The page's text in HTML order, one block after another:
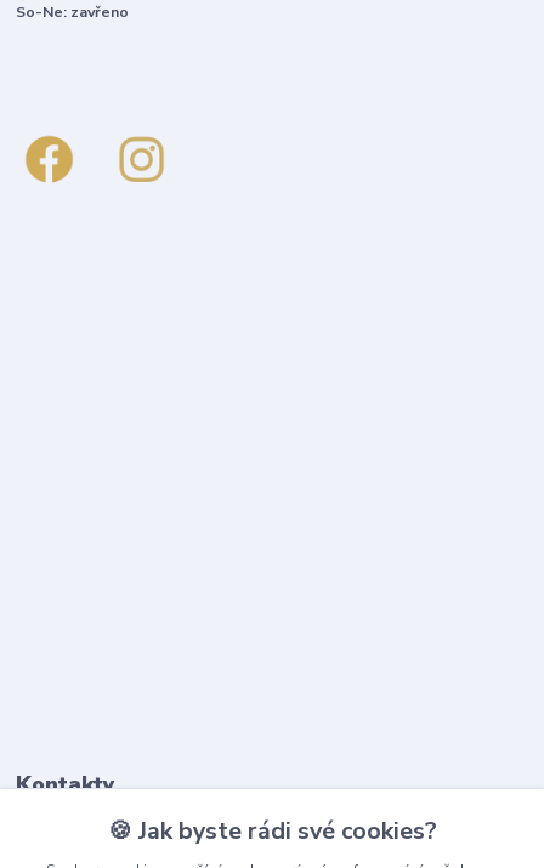
So-Ne: zavřeno
Kontakty
🍪 Jak byste rádi své cookies?